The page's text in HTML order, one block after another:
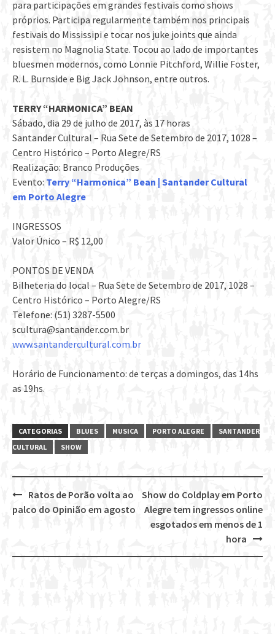
para participações em grandes festivais como shows
próprios. Participa regularmente também nos principais
festivais do Mississipi e tocar nos juke joints que ainda
resistem no Magnolia State. Tocou ao lado de importantes
bluesmen modernos, como Lonnie Pitchford, Willie Foster,
R. L. Burnside e Big Jack Johnson, entre outros.
TERRY “HARMONICA” BEAN
Sábado, dia 29 de julho de 2017, às 17 horas
Santander Cultural – Rua Sete de Setembro de 2017, 1028 –
Centro Histórico – Porto Alegre/RS
Realização: Branco Produções
Evento: Terry “Harmonica” Bean | Santander Cultural
em Porto Alegre
INGRESSOS
Valor Único – R$ 12,00
PONTOS DE VENDA
Bilheteria do local – Rua Sete de Setembro de 2017, 1028 –
Centro Histórico – Porto Alegre/RS
Telefone: (51) 3287-5500
scultura@santander.com.br
www.santandercultural.com.br
Horário de Funcionamento: de terças a domingos, das 14hs
as 19hs.
CATEGORIAS BLUES MUSICA PORTO ALEGRE
SANTANDER
CULTURAL
SHOW
Post
Show do Coldplay em Porto
Alegre tem ingressos online
esgotados em menos de 1
hora
Ratos de Porão volta ao
palco do Opinião em agosto